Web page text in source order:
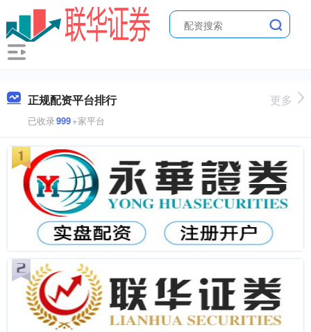
正规配资平台排行
已收录999+家平台
更多